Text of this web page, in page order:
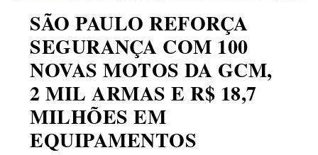
SÃO PAULO REFORÇA
SEGURANÇA COM 100
NOVAS MOTOS DA GCM,
2 MIL ARMAS E R$ 18,7
MILHÕES EM
EQUIPAMENTOS